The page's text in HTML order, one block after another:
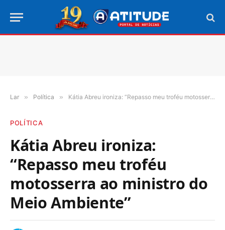
Lar » Política » Kátia Abreu ironiza: “Repasso meu troféu motosserra ao ministro do Meio Ambiente”
POLÍTICA
Kátia Abreu ironiza:
“Repasso meu troféu
motosserra ao ministro do
Meio Ambiente”